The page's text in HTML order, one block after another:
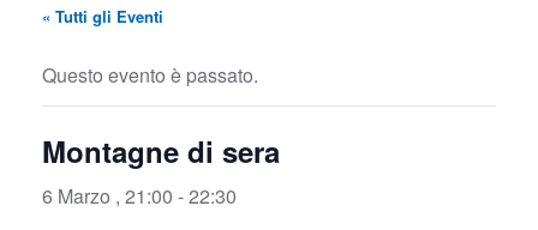
« Tutti gli Eventi
Questo evento è passato.
Montagne di sera
6 Marzo , 21:00 -22:30